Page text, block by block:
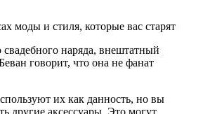
свадебного наряда, внештатный
говорит, что она не фанат
их как данность, но вы
другие аксессуары. Это могут